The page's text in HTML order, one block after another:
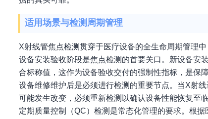
适用场景与检测周期管理
X射线管焦点检测贯穿于医疗设备的全生命周期管理
设备安装验收阶段是焦点检测的首要关口。新设备安
合标称值，这作为设备验收交付的强制性指标，是保
设备维修维护后是必须进行检测的重要节点。当X射
可能发生改变，必须重新检测以确认设备性能恢复至临
定期质量控制（QC）检测是常态化管理的要求。根